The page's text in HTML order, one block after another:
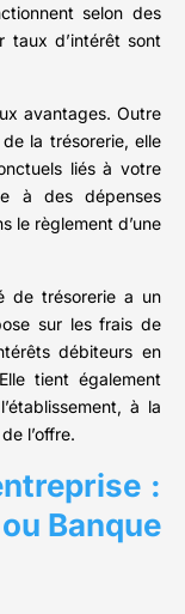
selon des
taux d’intérêt sont
avantages. Outre
la trésorerie, elle
liés à votre
à des dépenses
le règlement d’une
de trésorerie a un
sur les frais de
débiteurs en
tient également
à la
l’offre.
:
Banque